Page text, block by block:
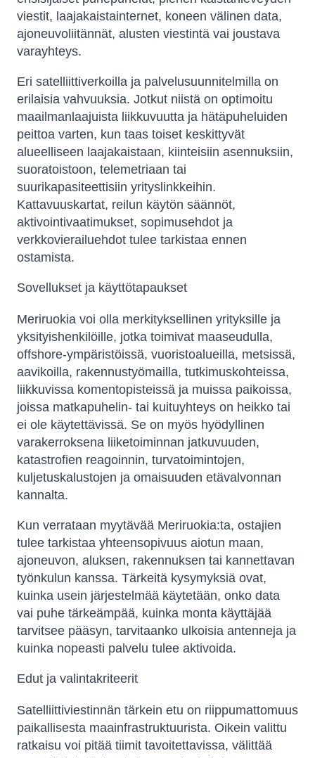
viestit, laajakaistainternet, koneen välinen data,
ajoneuvoliitännät, alusten viestintä vai joustava
varayhteys.
Eri satelliittiverkoilla ja palvelusuunnitelmilla on
erilaisia ​​vahvuuksia. Jotkut niistä on optimoitu
maailmanlaajuista liikkuvuutta ja hätäpuheluiden
peittoa varten, kun taas toiset keskittyvät
alueelliseen laajakaistaan, kiinteisiin asennuksiin,
suoratoistoon, telemetriaan tai
suurikapasiteettisiin yrityslinkkeihin.
Kattavuuskartat, reilun käytön säännöt,
aktivointivaatimukset, sopimusehdot ja
verkkovierailuehdot tulee tarkistaa ennen
ostamista.
Sovellukset ja käyttötapaukset
Meriruokia voi olla merkityksellinen yrityksille ja
yksityishenkilöille, jotka toimivat maaseudulla,
offshore-ympäristöissä, vuoristoalueilla, metsissä,
aavikoilla, rakennustyömailla, tutkimuskohteissa,
liikkuvissa komentopisteissä ja muissa paikoissa,
joissa matkapuhelin- tai kuituyhteys on heikko tai
ei ole käytettävissä. Se on myös hyödyllinen
varakerroksena liiketoiminnan jatkuvuuden,
katastrofien reagoinnin, turvatoimintojen,
kuljetuskalustojen ja omaisuuden etävalvonnan
kannalta.
Kun verrataan myytävää Meriruokia:ta, ostajien
tulee tarkistaa yhteensopivuus aiotun maan,
ajoneuvon, aluksen, rakennuksen tai kannettavan
työnkulun kanssa. Tärkeitä kysymyksiä ovat,
kuinka usein järjestelmää käytetään, onko data
vai puhe tärkeämpää, kuinka monta käyttäjää
tarvitsee pääsyn, tarvitaanko ulkoisia antenneja ja
kuinka nopeasti palvelu tulee aktivoida.
Edut ja valintakriteerit
Satelliittiviestinnän tärkein etu on riippumattomuus
paikallisesta maainfrastruktuurista. Oikein valittu
ratkaisu voi pitää tiimit tavoitettavissa, välittää